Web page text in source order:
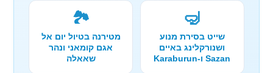
🤿
שייט בסירת מנוע
ושנורקלינג באיים
Sazan ו-Karaburun
🏞️
מטירנה בטיול יום אל
אגם קומאני ונהר
שאאלה